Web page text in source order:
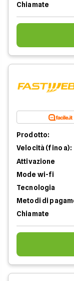
Chiamate
Prodotto:
Velocità (fino a):
Attivazione
Mode wi-fi
Tecnologia
Metodi di
Chiamate